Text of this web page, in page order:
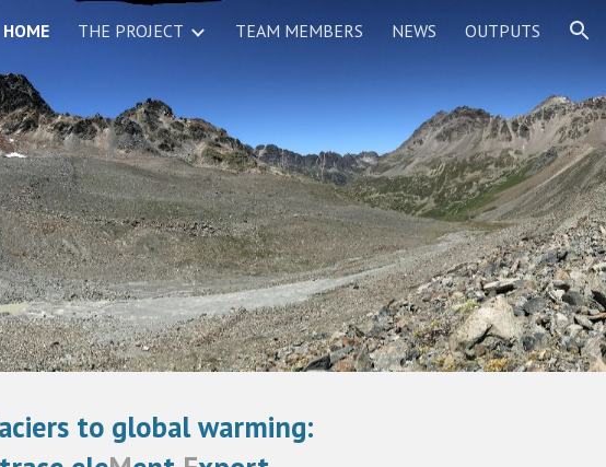
Skip to navigation
HOME THE PROJECT TEAM MEMBERS NEWS OUTPUTS
to global warming: